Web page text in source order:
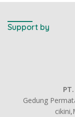
Support by
Gedung